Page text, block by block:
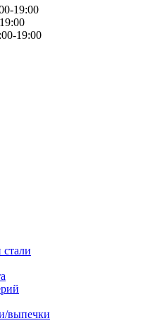
19:00
19:00
выпечки